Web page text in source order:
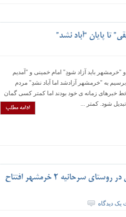
تا پایان “آباد نشد”
باید آزاد شودِ" امام خمینی و "آمدیم
به "خرمشهر آزادشد اما آباد نشدِ" مردم
خبرهای زمانه ی خود بودند اما کمتر کسی گمان
شود. کمتر ...
ادامه مطلب
با حضور وزیر آموزش و پرورش ؛ هنرستان خیرساز شهدای شمخانی در روستای سرحانیه ۲ خرمشهر افتتاح
یک دیدگاه